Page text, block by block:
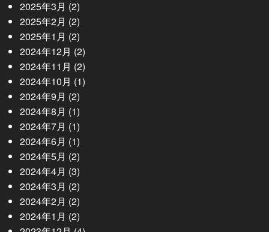
2025年3月 (2)
2025年2月 (2)
2025年1月 (2)
2024年12月 (2)
2024年11月 (2)
2024年10月 (1)
2024年9月 (2)
2024年8月 (1)
2024年7月 (1)
2024年6月 (1)
2024年5月 (2)
2024年4月 (3)
2024年3月 (2)
2024年2月 (2)
2024年1月 (2)